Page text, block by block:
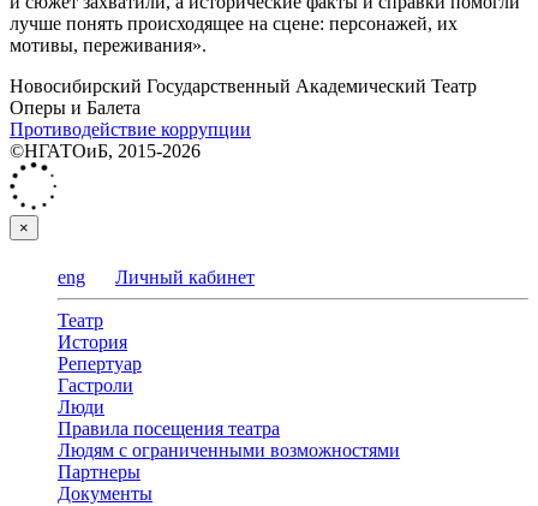
лучше понять происходящее на сцене: персонажей, их
мотивы, переживания».
Новосибирский Государственный Академический Театр
Оперы и Балета
Противодействие коррупции
©НГАТОиБ, 2015-2026
×
eng Личный кабинет
Театр
История
Репертуар
Гастроли
Люди
Правила посещения театра
Людям с ограниченными возможностями
Партнеры
Документы